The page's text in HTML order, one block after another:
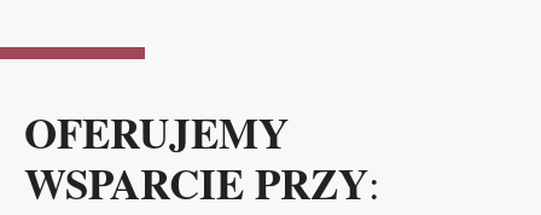
OFERUJEMY
WSPARCIE PRZY: